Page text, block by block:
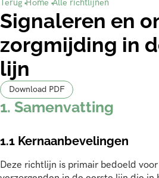
Terug Home Alle richtlijnen
Signaleren en
zorgmijding in
lijn
Download PDF
1. Samenvatting
1.1 Kernaanbevelingen
Deze richtlijn is primair bedoeld